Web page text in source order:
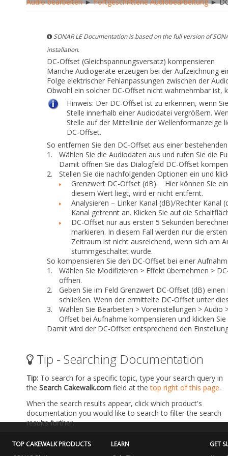
SONAR LE Documentation is based on the full version of
installation.
DC-Offset (Gleichspannungsversatz) kompensieren
Manche Audiogeräte erzeugen bei der Aufzeichnung
Folge elektrischer Fehlanpassungen zwischen der
Obwohl ein solcher DC-Offset nicht wahrnehmbar ist,
Hinweis: Der DC-Offset ist zu erkennen, wenn
Stelle innerhalb einer Audiodatei vergrößern.
Stelle auf der Mittellinie der Wellenformanzeige
DC-Offset.
So entfernen Sie den DC-Offset aus einer
1.
Wählen Sie die Audiodaten aus und rufen Sie die
Damit öffnen Sie das Dialogfeld DC-Offset
2.
Stellen Sie die nachfolgenden Optionen ein und
Grenzwert DC-Offset (dB). Hier können Sie
diesem Wert liegt, wird er nicht entfernt.
Analysieren – Linker Kanal (dB)/Rechter Kanal
Kanal getrennt an. Klicken Sie auf die
DC-Offset nur aus ersten 5 Sekunden
markieren. In diesem Fall werden nur die
Zeitraum ist nicht ausreichend, wenn sich am
stummgeschaltet wurde.
So kompensieren Sie den DC-Offset bei einer
1.
Wählen Sie Modifizieren > Effekt übernehmen >
öffnen.
2.
Geben Sie im Feld Grenzwert DC-Offset (dB) einen
schließen. Wenn der ermittelte DC-Offset unter
3.
Wählen Sie Bearbeiten > Voreinstellungen > Audio
Offset bei Aufnahme kompensieren und klicken
Damit wird der DC-Offset entsprechend den
Tip - Searching Documentation
Tip: To search for a specific topic, type your search query in
the Search Cakewalk.com field at thetop right of this page.
When the search results appear, click which product's
documentation you would like to search to filter the search
results further.
TOP CAKEWALK PRODUCTS
LEARN
GET